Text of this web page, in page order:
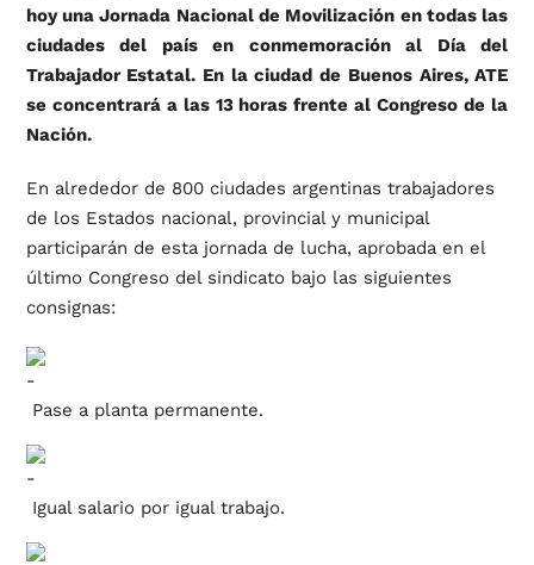
hoy una Jornada Nacional de Movilización en todas las
ciudades del país en conmemoración al Día del
Trabajador Estatal. En la ciudad de Buenos Aires, ATE
se concentrará a las 13 horas frente al Congreso de la
Nación.
En alrededor de 800 ciudades argentinas trabajadores
de los Estados nacional, provincial y municipal
participarán de esta jornada de lucha, aprobada en el
último Congreso del sindicato bajo las siguientes
consignas:
Pase a planta permanente.
Igual salario por igual trabajo.